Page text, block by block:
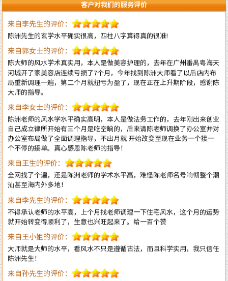
客户对我们的服务评价
来自郭女士的评价：
陈大师的风水学术真实用，本人是做美容护理的，去年在广州番禺粤海天
河城开了家美容店连续亏损了7个月，今年找到陈洲大师看了以后店内布
局重新调理一遍，第二个月就扭亏为盈了，现在正在上升期阶段，感谢陈
大师的指导。
来自李女士的评价：
陈洲老师的风水学水平确实高明，本人是做法务工作的，去年刚出来创业
自己成立律所开始有三个月是吃空晌的，后来请陈老师调换了办公室并对
办公室布局做了全面调理指导，不出月就 开始改变至现在业务一个接一
个不停的接单。真心感恩陈老师的指导！
来自王生的评价：
全网找了个遍，还是陈洲老师的学术水平高，难怪陈老师名号响彻整个潮
汕甚至海内外多地！
来自李先生的评价：
不得承认老师的水平高，上个月找老师调理一下住宅风水，这个月的运势
就开始转变得顺利了，生意也兴旺起来了。给一百个赞
来自王小姐的评价：
大师就是大师的水平，看风水不只是遵循古法，而且科学实用，我只信任
陈洲先生！
来自孙先生的评价：
找陈洲老师先生算八字算流年已有13个年头了，每一年的运势都算得很
准，老师算我去年八月会有一次意外破财，真的应时就被诈骗了一笔不小
不大的钱。